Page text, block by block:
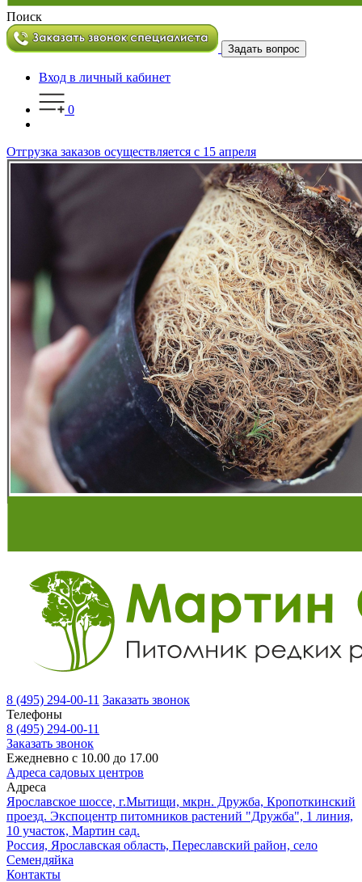
Поиск
Задать вопрос
Вход в личный кабинет
0
Отгрузка заказов осуществляется с 15 апреля
8 (495) 294-00-11 Заказать звонок
Телефоны
8 (495) 294-00-11
Заказать звонок
Ежедневно с 10.00 до 17.00
Адреса садовых центров
Адреса
Ярославское шоссе, г.Мытищи, мкрн. Дружба, Кропоткинский
проезд. Экспоцентр питомников растений "Дружба", 1 линия,
10 участок, Мартин сад.
Россия, Ярославская область, Переславский район, село
Семендяйка
Контакты